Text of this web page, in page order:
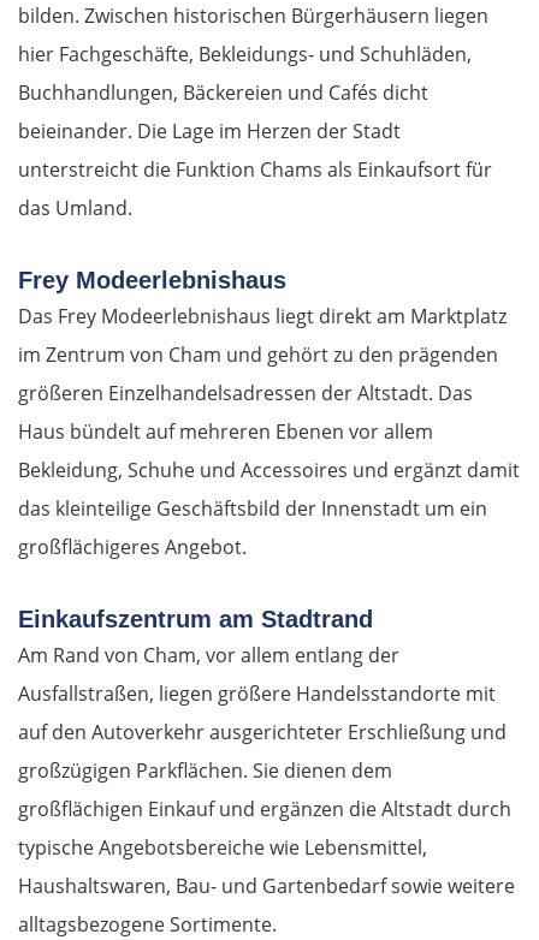
bilden. Zwischen historischen Bürgerhäusern liegen
hier Fachgeschäfte, Bekleidungs- und Schuhläden,
Buchhandlungen, Bäckereien und Cafés dicht
beieinander. Die Lage im Herzen der Stadt
unterstreicht die Funktion Chams als Einkaufsort für
das Umland.
Frey Modeerlebnishaus
Das Frey Modeerlebnishaus liegt direkt am Marktplatz
im Zentrum von Cham und gehört zu den prägenden
größeren Einzelhandelsadressen der Altstadt. Das
Haus bündelt auf mehreren Ebenen vor allem
Bekleidung, Schuhe und Accessoires und ergänzt damit
das kleinteilige Geschäftsbild der Innenstadt um ein
großflächigeres Angebot.
Einkaufszentrum am Stadtrand
Am Rand von Cham, vor allem entlang der
Ausfallstraßen, liegen größere Handelsstandorte mit
auf den Autoverkehr ausgerichteter Erschließung und
großzügigen Parkflächen. Sie dienen dem
großflächigen Einkauf und ergänzen die Altstadt durch
typische Angebotsbereiche wie Lebensmittel,
Haushaltswaren, Bau- und Gartenbedarf sowie weitere
alltagsbezogene Sortimente.